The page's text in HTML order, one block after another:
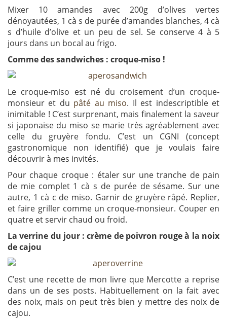
Mixer 10 amandes avec 200g d’olives vertes
dénoyautées, 1 cà s de purée d’amandes blanches, 4 cà
s d’huile d’olive et un peu de sel. Se conserve 4 à 5
jours dans un bocal au frigo.
Comme des sandwiches : croque-miso !
Le croque-miso est né du croisement d’un croque-
monsieur et du pâté au miso. Il est indescriptible et
inimitable ! C’est surprenant, mais finalement la saveur
si japonaise du miso se marie très agréablement avec
celle du gruyère fondu. C’est un CGNI (concept
gastronomique non identifié) que je voulais faire
découvrir à mes invités.
Pour chaque croque : étaler sur une tranche de pain
de mie complet 1 cà s de purée de sésame. Sur une
autre, 1 cà c de miso. Garnir de gruyère râpé. Replier,
et faire griller comme un croque-monsieur. Couper en
quatre et servir chaud ou froid.
La verrine du jour : crème de poivron rouge à la noix
de cajou
C’est une recette de mon livre que Mercotte a reprise
dans un de ses posts. Habituellement on la fait avec
des noix, mais on peut très bien y mettre des noix de
cajou.